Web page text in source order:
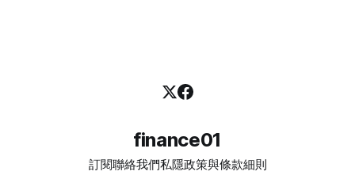
finance01
訂閱聯絡我們私隱政策與條款細則